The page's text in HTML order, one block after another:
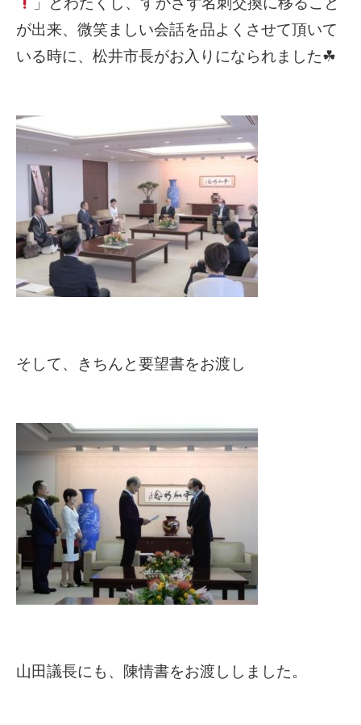
が出来、微笑ましい会話を品よくさせて頂いて
いる時に、松井市長がお入りになられました☘
そして、きちんと要望書をお渡し
山田議長にも、陳情書をお渡ししました。